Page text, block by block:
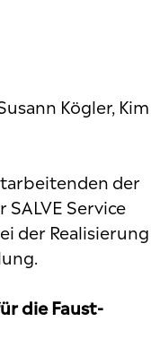
Kögler, Kim
der
Service
der Realisierung
die Faust-